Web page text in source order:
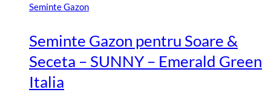
Seminte Gazon
Seminte Gazon pentru Soare &
Seceta – SUNNY – Emerald Green
Italia